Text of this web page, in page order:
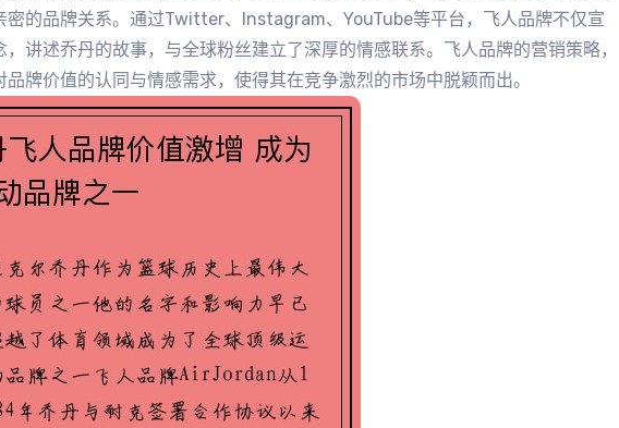
密的品牌关系。通过Twitter、Instagram、YouTube等平台，飞人品牌不仅宣
讲述乔丹的故事，与全球粉丝建立了深厚的情感联系。飞人品牌的营销策略，
牌价值的认同与情感需求，使得其在竞争激烈的市场中脱颖而出。